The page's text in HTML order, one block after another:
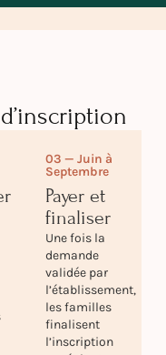
03 — Juin à
Septembre
Payer et
finaliser
Une fois la
demande
validée par
l’établissement,
les familles
finalisent
l’inscription